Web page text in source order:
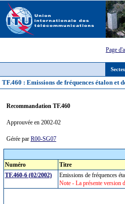
Page
TF.460 : Emissions de fréquences étalon et
Recommandation TF.460
Approuvée en 2002-02
Gérée par R00-SG07
Numéro
Titre
TF.460-6 (02/2002)
Emissions de fréquences
Note - La présente version